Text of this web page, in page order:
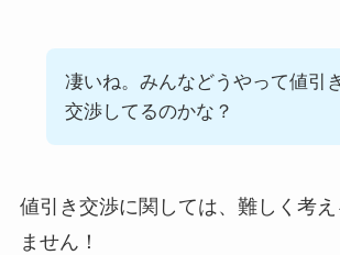
凄いね。みんなどうやって値引
交渉してるのかな？
値引き交渉に関しては、難しく考え
ません！